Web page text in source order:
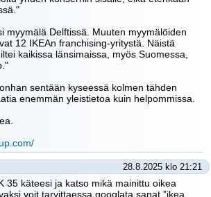
myymälä Delftissä. Muuten myymälöiden
12 IKEAn franchising-yritystä. Näistä
kaikissa länsimaissa, myös Suomessa,
sentään kyseessä kolmen tähden
enemmän yleistietoa kuin helpommissa.
28.8.2025 klo 21:21
35 käteesi ja katso mikä mainittu oikea
voit tarvittaessa googlata sanat ”ikea